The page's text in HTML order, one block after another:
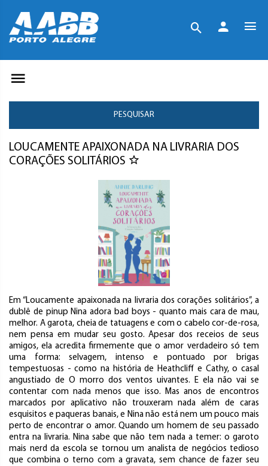
PESQUISAR
LOUCAMENTE APAIXONADA NA LIVRARIA DOS
CORAÇÕES SOLITÁRIOS
Em “Loucamente apaixonada na livraria dos corações solitários”, a
dublê de pinup Nina adora bad boys - quanto mais cara de mau,
melhor. A garota, cheia de tatuagens e com o cabelo cor-de-rosa,
nem pensa em mudar seu gosto. Apesar dos receios de seus
amigos, ela acredita firmemente que o amor verdadeiro só tem
uma forma: selvagem, intenso e pontuado por brigas
tempestuosas - como na história de Heathcliff e Cathy, o casal
angustiado de O morro dos ventos uivantes. E ela não vai se
contentar com nada menos que isso. Mas anos de encontros
marcados por aplicativo não trouxeram nada além de caras
esquisitos e paqueras banais, e Nina não está nem um pouco mais
perto de encontrar o amor. Quando um homem de seu passado
entra na livraria. Nina sabe que não tem nada a temer: o garoto
mais nerd da escola se tornou um analista de negócios tedioso
que combina o terno com a gravata, sem chance de fazer seu